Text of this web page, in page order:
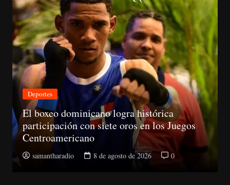
Deportes
El boxeo dominicano logra histórica
participación con siete oros en los Juegos
Centroamericano
samantharadio 8 de agosto de 2026 0